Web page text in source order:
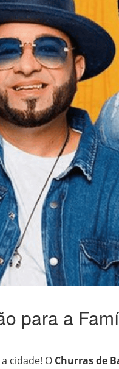
para a
cidade! O Churras de